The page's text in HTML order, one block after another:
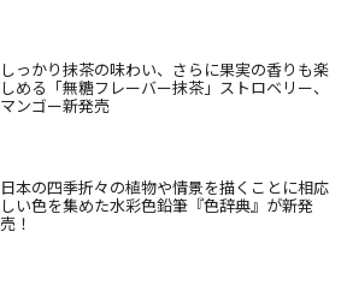
しっかり抹茶の味わい、さらに果実の香りも楽
しめる「無糖フレーバー抹茶」ストロベリー、
マンゴー新発売
日本の四季折々の植物や情景を描くことに相応
しい色を集めた水彩色鉛筆『色辞典』が新発
売！